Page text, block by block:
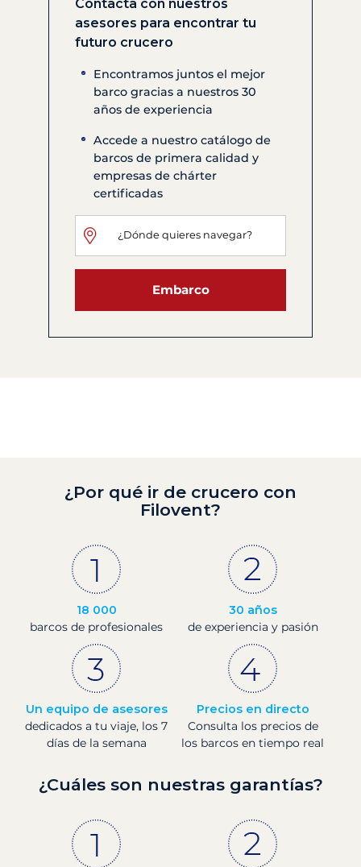
Contacta con nuestros
asesores para encontrar tu
futuro crucero
Encontramos juntos el mejor
barco gracias a nuestros 30
años de experiencia
Accede a nuestro catálogo de
barcos de primera calidad y
empresas de chárter
certificadas
Embarco
¿Por qué ir de crucero con
Filovent?
18 000
barcos de profesionales
30 años
de experiencia y pasión
Un equipo de asesores
dedicados a tu viaje, los 7
días de la semana
Precios en directo
Consulta los precios de
los barcos en tiempo real
¿Cuáles son nuestras garantías?